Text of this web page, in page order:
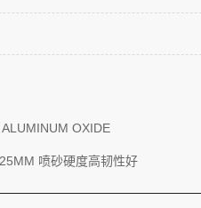
OXIDE
喷砂硬度高韧性好